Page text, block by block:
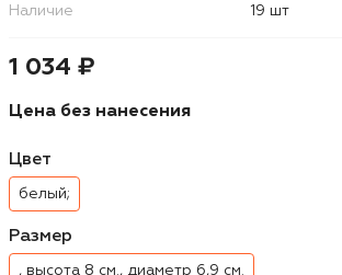
Наличие
19 шт
1 034 ₽
Цена без нанесения
Цвет
белый;
Размер
, высота 8 см., диаметр 6,9 см.